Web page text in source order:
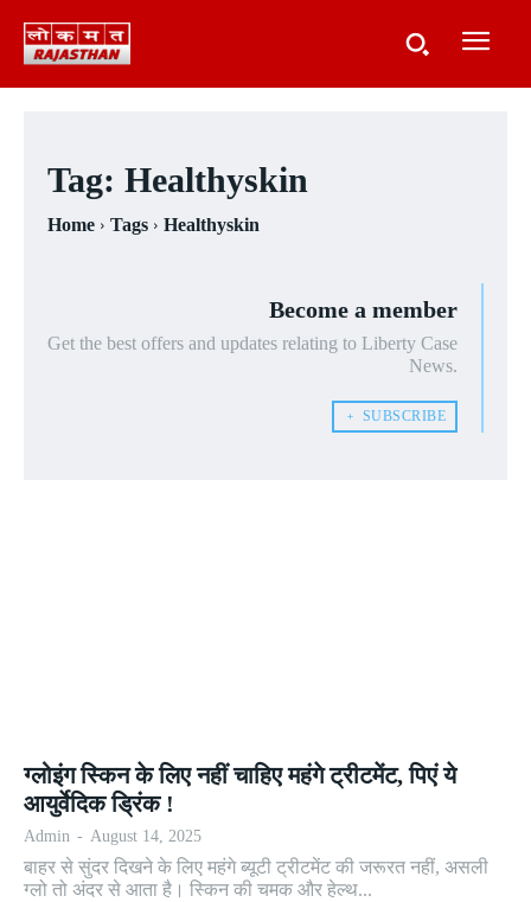
Tag: Healthyskin
Home Tags Healthyskin
Become a member
Get the best offers and updates relating to Liberty Case
News.
﹢ SUBSCRIBE
ग्लोइंग स्किन के लिए नहीं चाहिए महंगे ट्रीटमेंट, पिएं ये
आयुर्वेदिक ड्रिंक !
Admin - August 14, 2025
बाहर से सुंदर दिखने के लिए महंगे ब्यूटी ट्रीटमेंट की जरूरत नहीं, असली
ग्लो तो अंदर से आता है। स्किन की चमक और हेल्थ...